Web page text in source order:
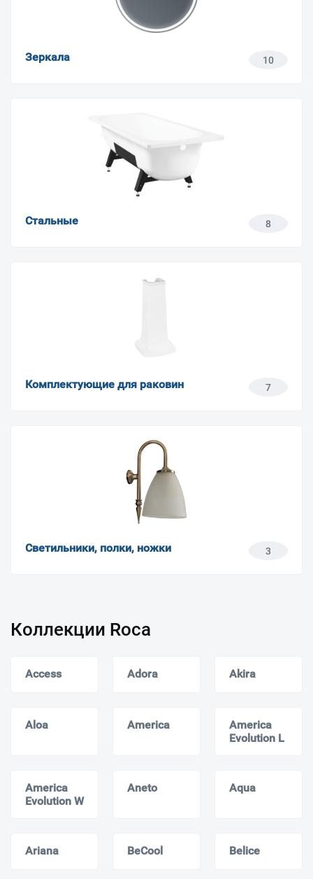
Зеркала 10
Стальные 8
Комплектующие для раковин 7
Светильники, полки, ножки 3
Коллекции Roca
Access Adora Akira
Aloa America
America
Evolution L
America
Evolution W
Aneto Aqua
Ariana BeCool Belice